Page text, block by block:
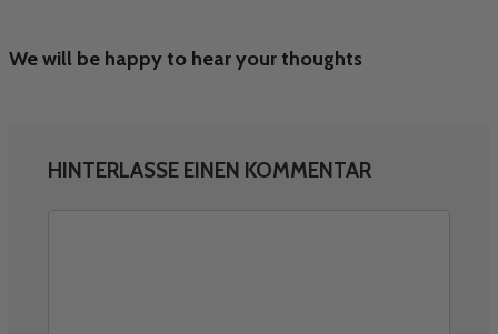
We will be happy to hear your thoughts
HINTERLASSE EINEN KOMMENTAR